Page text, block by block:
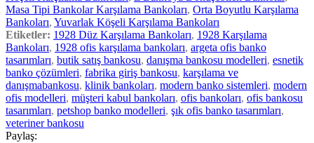
Masa Tipi Bankolar Karşılama Bankoları, Orta Boyutlu Karşılama
Bankoları, Yuvarlak Köşeli Karşılama Bankoları
Etiketler: 1928 Düz Karşılama Bankoları, 1928 Karşılama
Bankoları, 1928 ofis karşılama bankoları, argeta ofis banko
tasarımları, butik satış bankosu, danışma bankosu modelleri, esnetik
banko çözümleri, fabrika giriş bankosu, karşılama ve
danışmabankosu, klinik bankoları, modern banko sistemleri, modern
ofis modelleri, müşteri kabul bankoları, ofis bankoları, ofis bankosu
tasarımları, petshop banko modelleri, şık ofis banko tasarımları,
veteriner bankosu
Paylaş: